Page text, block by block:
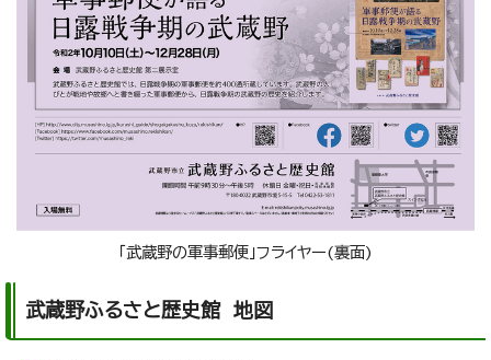
「武蔵野の軍事郵便」フライヤー(裏面)
武蔵野ふるさと歴史館 地図